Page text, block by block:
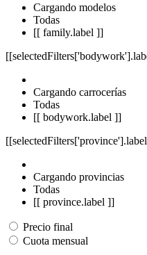
Cargando modelos
Todas
[[ family.label ]]
Cargando carrocerías
Todas
[[ bodywork.label ]]
Cargando provincias
Todas
[[ province.label ]]
Precio final
Cuota mensual